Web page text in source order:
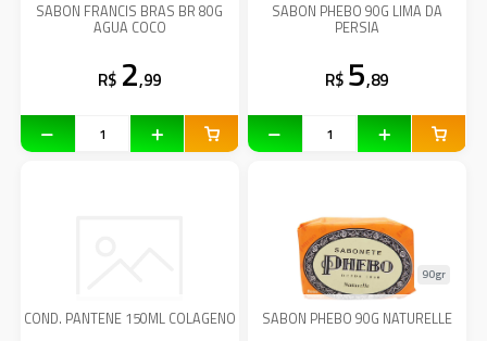
SABON FRANCIS BRAS BR 80G
AGUA COCO
R$ 2,99
SABON PHEBO 90G LIMA DA
PERSIA
R$ 5,89
COND. PANTENE 150ML COLAGENO SABON PHEBO 90G NATURELLE
90gr